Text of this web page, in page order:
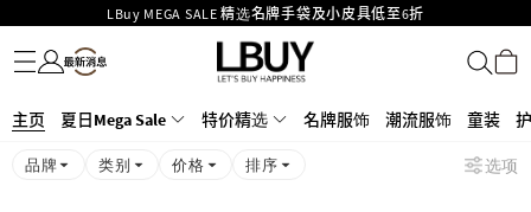
LBuy MEGA SALE 精选名牌手袋及小皮具低至6折
Goyard Hobo / Hobo Mini人气限量特别版限时原价低至75折!
LBuy呈献 - Hermès 及 Chanel 手袋及首饰低至6折，立即入手!
426号铺！
MOKO 1楼175号铺旗舰店特设名牌Hermès、CHANEL及LV专区！
购物满HKD500即享免运费！
名牌服饰
潮流服饰
童装
护肤美妆
香水香薰
个人护理
母婴护理
游戏及精品玩具
文仪用品
家居生活
电子产品
美食
医药保健
运动与户外用品
主页 夏日Mega Sale 特价精选 名牌服饰 潮流服饰 童装
品牌 类别 价格 排序 选项